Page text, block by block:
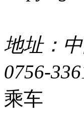
地址：
0756-
乘车